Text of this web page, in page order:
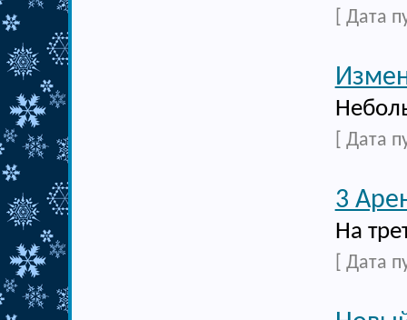
[ Дата
[ Дата
3
На
[ Дата